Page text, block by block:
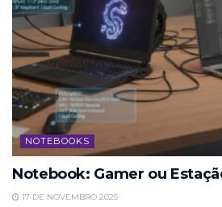
NOTEBOOKS
Notebook: Gamer ou
17 DE NOVEMBRO 2025